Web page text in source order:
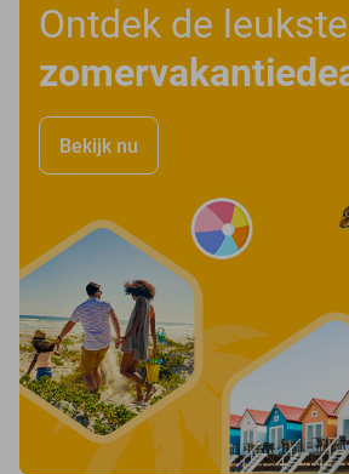
Ontdek de leukste
Bekijk nu